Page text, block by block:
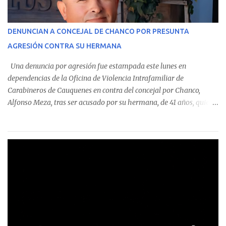
operaciones. Asimismo, se precisa que uno de los casos
corresponde a un funcionario de la Municipalidad de Chanco,
detectaron incumplimientos a la normativa vigente. El informe
precisa que la mayor cantidad de dinero apostado se registró en
Talca, donde...
DENUNCIAN A CONCEJAL DE CHANCO POR PRESUNTA
AGRESIÓN CONTRA SU HERMANA
Una denuncia por agresión fue estampada este lunes en
dependencias de la Oficina de Violencia Intrafamiliar de
Carabineros de Cauquenes en contra del concejal por Chanco,
Alfonso Meza, tras ser acusado por su hermana, de 41 años, quien
relató que los hechos ocurrieron cerca de las 11:30 horas en el
trabajadores, el edil descendió del vehículo y, en medio de la